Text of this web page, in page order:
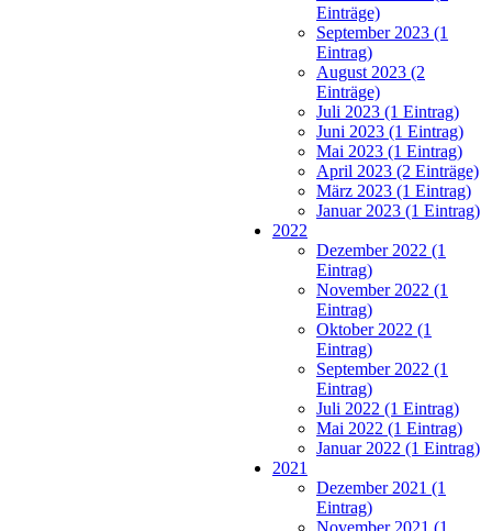
Einträge)
September 2023 (1
Eintrag)
August 2023 (2
Einträge)
Juli 2023 (1 Eintrag)
Juni 2023 (1 Eintrag)
Mai 2023 (1 Eintrag)
April 2023 (2 Einträge)
März 2023 (1 Eintrag)
Januar 2023 (1 Eintrag)
2022
Dezember 2022 (1
Eintrag)
November 2022 (1
Eintrag)
Oktober 2022 (1
Eintrag)
September 2022 (1
Eintrag)
Juli 2022 (1 Eintrag)
Mai 2022 (1 Eintrag)
Januar 2022 (1 Eintrag)
2021
Dezember 2021 (1
Eintrag)